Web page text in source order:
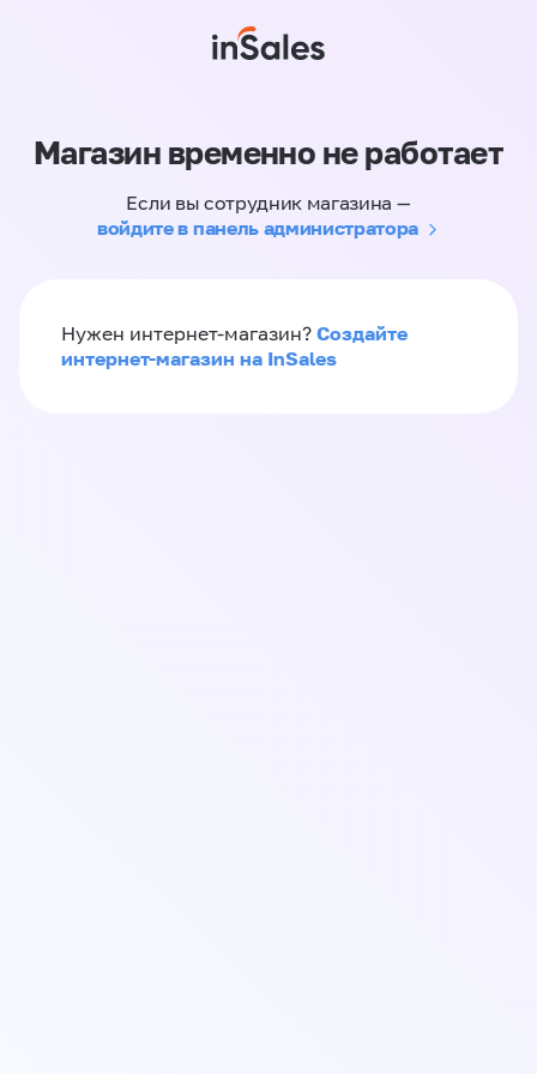
Магазин временно не работает
Если вы сотрудник магазина —
войдите в панель администратора
Нужен интернет-магазин? Создайте
интернет-магазин на InSales